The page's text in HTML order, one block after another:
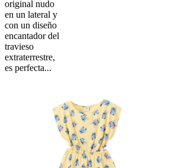
original nudo
en un lateral y
con un diseño
encantador del
travieso
extraterrestre,
es perfecta...